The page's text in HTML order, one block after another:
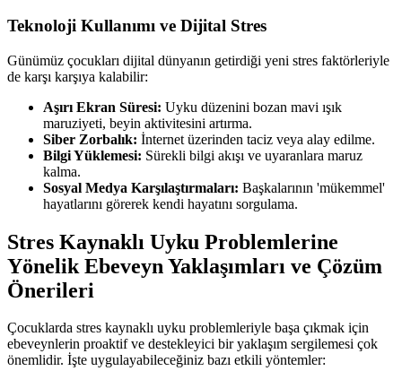
Teknoloji Kullanımı ve Dijital Stres
Günümüz çocukları dijital dünyanın getirdiği yeni stres faktörleriyle
de karşı karşıya kalabilir:
Aşırı Ekran Süresi: Uyku düzenini bozan mavi ışık
maruziyeti, beyin aktivitesini artırma.
Siber Zorbalık: İnternet üzerinden taciz veya alay edilme.
Bilgi Yüklemesi: Sürekli bilgi akışı ve uyaranlara maruz
kalma.
Sosyal Medya Karşılaştırmaları: Başkalarının 'mükemmel'
hayatlarını görerek kendi hayatını sorgulama.
Stres Kaynaklı Uyku Problemlerine
Yönelik Ebeveyn Yaklaşımları ve Çözüm
Önerileri
Çocuklarda stres kaynaklı uyku problemleriyle başa çıkmak için
ebeveynlerin proaktif ve destekleyici bir yaklaşım sergilemesi çok
önemlidir. İşte uygulayabileceğiniz bazı etkili yöntemler: